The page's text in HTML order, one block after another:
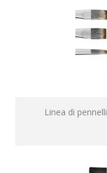
Linea di